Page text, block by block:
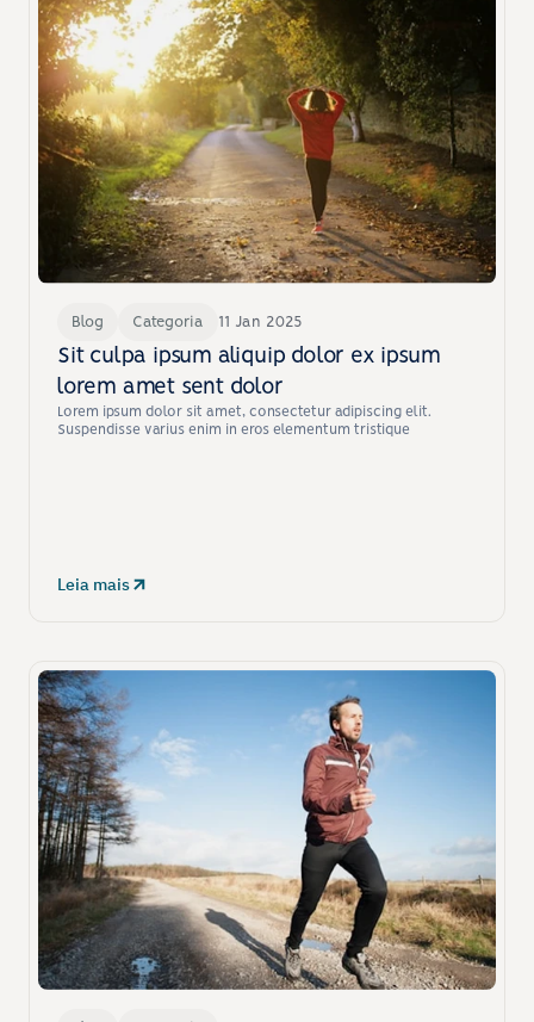
Blog Categoria 11 Jan 2025
Sit culpa ipsum aliquip dolor ex ipsum
lorem amet sent dolor
Lorem ipsum dolor sit amet, consectetur adipiscing elit.
Suspendisse varius enim in eros elementum tristique
Leia mais